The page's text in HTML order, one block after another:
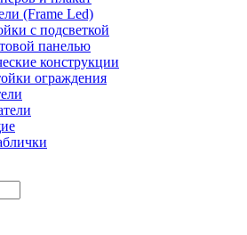
(Frame Led)
с подсветкой
панелью
конструкции
ограждения